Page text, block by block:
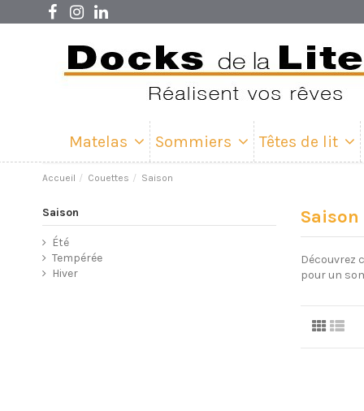
Matelas Sommiers Têtes de lit
Accueil Couettes Saison
Saison
Découvrez
pour un
Saison
Été
Tempérée
Hiver